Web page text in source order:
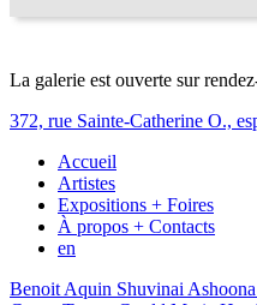
La galerie est ouverte sur
372, rue Sainte-Catherine O.,
Accueil
Artistes
Expositions + Foires
À propos + Contacts
en
Benoit Aquin Shuvinai Ashoona